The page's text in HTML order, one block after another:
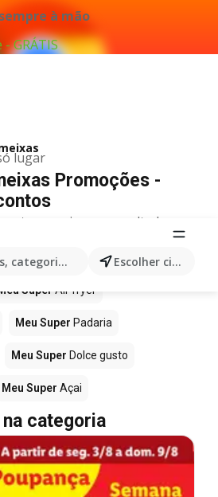
à mão
GRÁTIS
lugar
categorias,produtos... Escolher cidade
Promoções -
quaisquer resultados
em Meu Super
Super Air fryer
Meu Super Padaria
Meu Super Dolce gusto
Meu Super Açai
categoria